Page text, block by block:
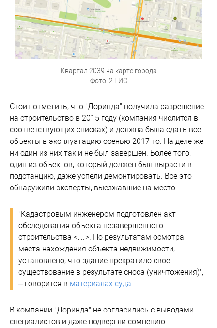
Квартал 2039 на карте города
Фото: 2 ГИС
Стоит отметить, что "Доринда" получила разрешение
на строительство в 2015 году (компания числится в
соответствующих списках) и должна была сдать все
объекты в эксплуатацию осенью 2017-го. На деле же
ни один из них так и не был завершен. Более того,
один из объектов, который должен был вырасти в
подстанцию, даже успели демонтировать. Все это
обнаружили эксперты, выезжавшие на место.
"Кадастровым инженером подготовлен акт
обследования объекта незавершенного
строительства <…>. По результатам осмотра
места нахождения объекта недвижимости,
установлено, что здание прекратило свое
существование в результате сноса (уничтожения)",
– говорится в материалах суда.
В компании "Доринда" не согласились с выводами
специалистов и даже подвергли сомнению